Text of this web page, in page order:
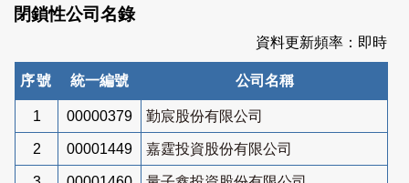
閉鎖性公司名錄
資料更新頻率：即時
序號 統一編號 公司名稱
1 00000379 勤宸股份有限公司
2 00001449 嘉霆投資股份有限公司